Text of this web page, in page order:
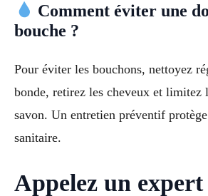
Comment éviter une
bouche ?
Pour éviter les bouchons, nettoyez
bonde, retirez les cheveux et limitez
savon. Un entretien préventif
sanitaire.
Appelez un